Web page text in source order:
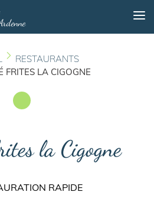
au
contenu
RESTAURANTS
FRITES LA CIGOGNE
la Cigogne
RAPIDE